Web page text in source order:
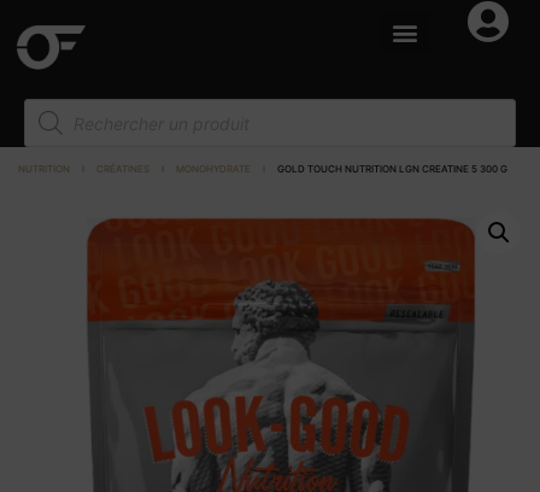
NUTRITION CRÉATINES MONOHYDRATE GOLD TOUCH NUTRITION LGN CREATINE 5 300 G